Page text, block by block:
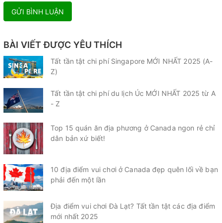
GỬI BÌNH LUẬN
BÀI VIẾT ĐƯỢC YÊU THÍCH
Tất tần tật chi phí Singapore MỚI NHẤT 2025 (A-
Z)
Tất tần tật chi phí du lịch Úc MỚI NHẤT 2025 từ A
- Z
Top 15 quán ăn địa phương ở Canada ngon rẻ chỉ
dân bản xứ biết!
10 địa điểm vui chơi ở Canada đẹp quên lối về bạn
phải đến một lần
Địa điểm vui chơi Đà Lạt? Tất tần tật các địa điểm
mới nhất 2025